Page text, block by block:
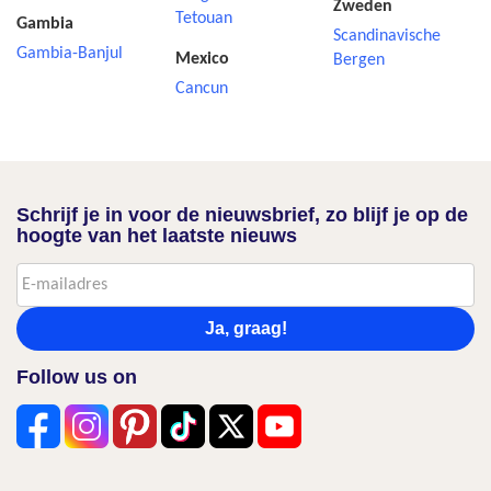
Gambia
Gambia-Banjul
Tetouan
Mexico
Cancun
Zweden
Scandinavische
Bergen
Schrijf je in voor de nieuwsbrief, zo blijf je op de
hoogte van het laatste nieuws
Ja, graag!
Follow us on